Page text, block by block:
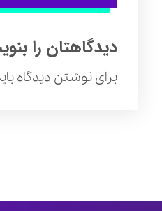
دیدگاهتان را
برای نوشتن دیدگاه